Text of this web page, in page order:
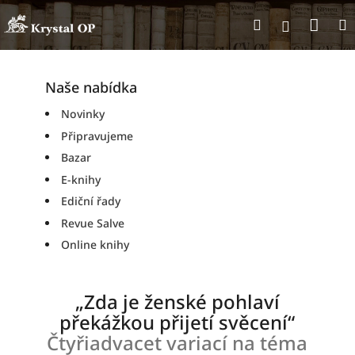
Přejít
na
obsah
Hledat
Naše nabídka
Novinky
Připravujeme
Bazar
E-knihy
Ediční řady
Revue Salve
Online knihy
„Zda je ženské pohlaví
překážkou přijetí svěcení“
Čtyřiadvacet variací na téma